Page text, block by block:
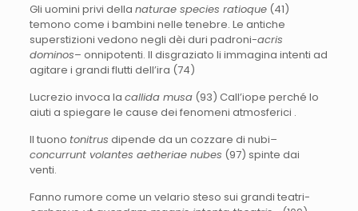
Gli uomini privi della naturae species ratioque(41)
temono come i bambini nelle tenebre. Le antiche
superstizioni vedono negli dèi duri padroni-acris
dominos– onnipotenti. Il disgraziato li immagina intenti ad
agitare i grandi flutti dell’ira (74)
Lucrezio invoca la callida musa(93) Call’iope perché lo
aiuti a spiegare le cause dei fenomeni atmosferici .
Il tuono tonitrus dipende da un cozzare di nubi–
concurrunt volantes aetheriae nubes (97) spinte dai
venti.
Fanno rumore come un velario steso sui grandi teatri-